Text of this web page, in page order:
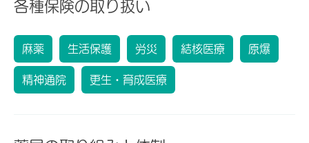
各種保険の取り扱い
麻薬 生活保護 労災 結核医療 原爆
精神通院 更生・育成医療